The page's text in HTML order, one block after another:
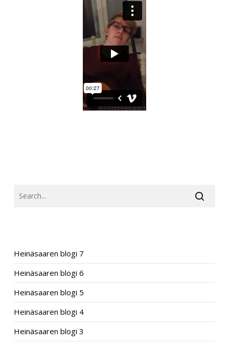
Heinäsaaren blogi 7
Heinäsaaren blogi 6
Heinäsaaren blogi 5
Heinäsaaren blogi 4
Heinäsaaren blogi 3